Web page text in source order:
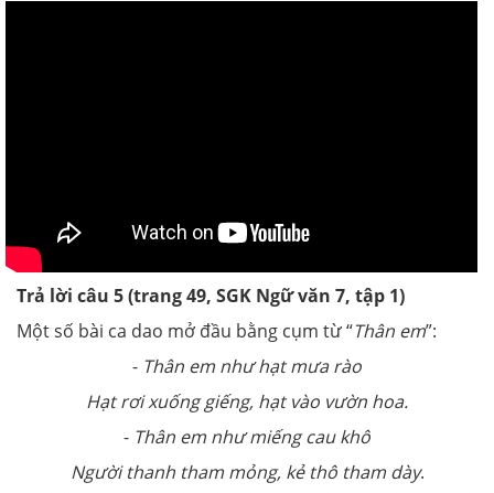
Trả lời câu 5 (trang 49, SGK Ngữ văn 7, tập 1)
Một số bài ca dao mở đầu bằng cụm từ “Thân em”:
- Thân em như hạt mưa rào
Hạt rơi xuống giếng, hạt vào vườn hoa.
- Thân em như miếng cau khô
Người thanh tham mỏng, kẻ thô tham dày.